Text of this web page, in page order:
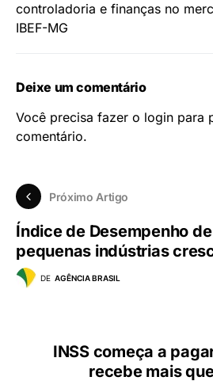
controladoria e finanças no
IBEF-MG
Deixe um comentário
Você precisa fazer o login para
comentário.
Próximo Artigo
Índice de Desempenho
pequenas indústrias
DE AGÊNCIA BRASIL
INSS começa a
recebe mais